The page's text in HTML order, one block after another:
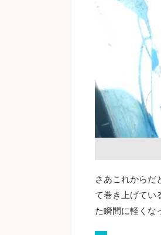
さあこれからだ
て巻き上げてい
た瞬間に軽くな